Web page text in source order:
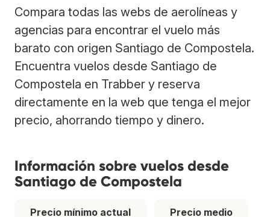
Compara todas las webs de aerolíneas y
agencias para encontrar el vuelo más
barato con origen Santiago de Compostela.
Encuentra vuelos desde Santiago de
Compostela en Trabber y reserva
directamente en la web que tenga el mejor
precio, ahorrando tiempo y dinero.
Información sobre vuelos desde
Santiago de Compostela
Precio mínimo actual
Precio medio